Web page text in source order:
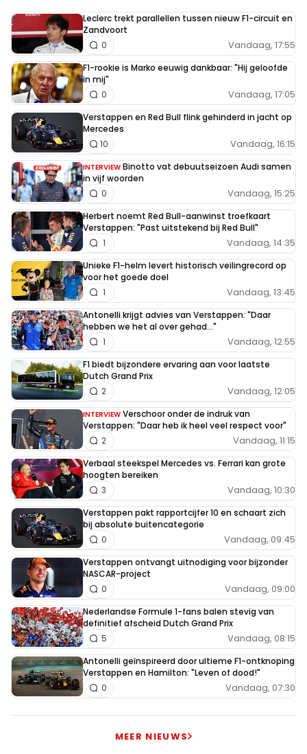
Leclerc trekt parallellen tussen nieuw F1-circuit en
Zandvoort
Vandaag, 17:55
0
F1-rookie is Marko eeuwig dankbaar: "Hij geloofde
in mij"
Vandaag, 17:05
0
Verstappen en Red Bull flink gehinderd in jacht op
Mercedes
Vandaag, 16:15
10
INTERVIEW Binotto vat debuutseizoen Audi samen
in vijf woorden
Vandaag, 15:25
0
Herbert noemt Red Bull-aanwinst troefkaart
Verstappen: "Past uitstekend bij Red Bull"
Vandaag, 14:35
1
Unieke F1-helm levert historisch veilingrecord op
voor het goede doel
Vandaag, 13:45
1
Antonelli krijgt advies van Verstappen: "Daar
hebben we het al over gehad..."
Vandaag, 12:55
1
F1 biedt bijzondere ervaring aan voor laatste
Dutch Grand Prix
Vandaag, 12:05
2
INTERVIEW Verschoor onder de indruk van
Verstappen: "Daar heb ik heel veel respect voor"
Vandaag, 11:15
2
Verbaal steekspel Mercedes vs. Ferrari kan grote
hoogten bereiken
Vandaag, 10:30
3
Verstappen pakt rapportcijfer 10 en schaart zich
bij absolute buitencategorie
Vandaag, 09:45
0
Verstappen ontvangt uitnodiging voor bijzonder
NASCAR-project
Vandaag, 09:00
0
Nederlandse Formule 1-fans balen stevig van
definitief afscheid Dutch Grand Prix
Vandaag, 08:15
5
Antonelli geïnspireerd door ultieme F1-ontknoping
Verstappen en Hamilton: "Leven of dood!"
Vandaag, 07:30
0
MEER NIEUWS